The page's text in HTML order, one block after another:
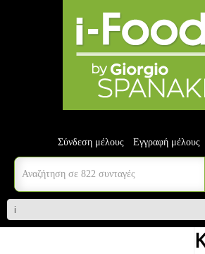
Σύνδεση μέλους Εγγραφή μέλους